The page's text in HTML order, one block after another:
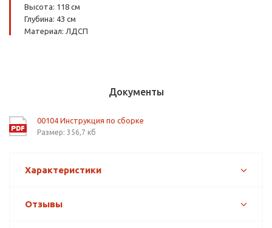
Высота: 118 см
Глубина: 43 см
Материал: ЛДСП
Документы
00104 Инструкция по сборке
Размер: 356,7 кб
Характеристики
Отзывы